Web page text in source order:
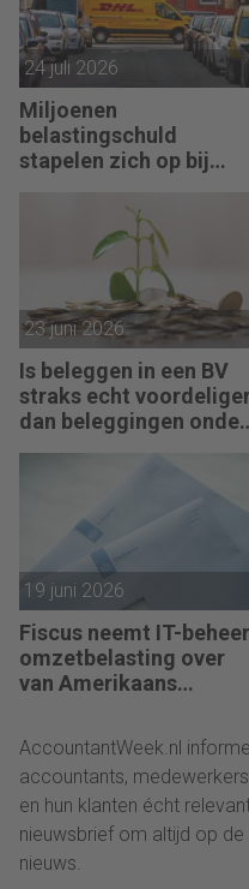
24 juli 2026
Miljoenen
belastingschuld
stapelen zich op bij
23 juni 2026
Is beleggen in een BV
straks echt
dan beleggingen onder
box 3?
19 juni 2026
Fiscus neemt IT-beheer
omzetbelasting over
van Amerikaans
AccountantWeek.nl
accountants,
en hun klanten écht
nieuwsbrief om altijd op
nieuws.